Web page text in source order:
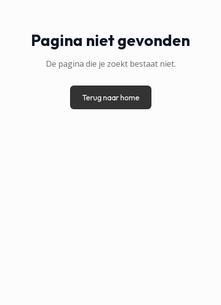
Pagina niet gevonden
De pagina die je zoekt bestaat niet.
Terug naar home